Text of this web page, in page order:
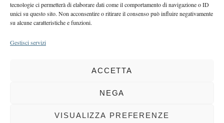
tecnologie ci permetterà di elaborare dati come il comportamento di navigazione o ID
unici su questo sito. Non acconsentire o ritirare il consenso può influire negativamente
su alcune caratteristiche e funzioni.
Gestisci servizi
ACCETTA
NEGA
VISUALIZZA PREFERENZE
EDITORIALE PRESIDENTE
Costruire futuro insieme
COPYRIGHT 2025 LA VOCE |PRIVACY
BCC DI BUSTO GAROLFO E BUGUGGIATE